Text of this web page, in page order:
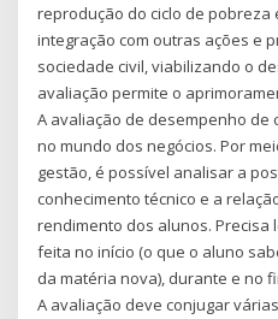
reprodução do ciclo de pobreza
integração com outras ações e
sociedade civil, viabilizando o
avaliação permite o
A avaliação de desempenho
no mundo dos negócios. Por
gestão, é possível analisar a
conhecimento técnico e a
rendimento dos alunos. Precisa
feita no início (o que o aluno
da matéria nova), durante e no
A avaliação deve conjugar